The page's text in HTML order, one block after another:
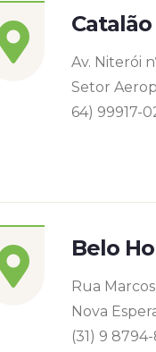
Catalão
Av. Niterói
Setor
64) 99917-
Belo
Rua
Nova
(31) 9